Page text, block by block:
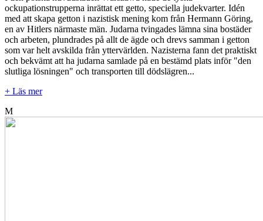
ockupationstrupperna inrättat ett getto, speciella judekvarter. Idén
med att skapa getton i nazistisk mening kom från Hermann Göring,
en av Hitlers närmaste män. Judarna tvingades lämna sina bostäder
och arbeten, plundrades på allt de ägde och drevs samman i getton
som var helt avskilda från yttervärlden. Nazisterna fann det praktiskt
och bekvämt att ha judarna samlade på en bestämd plats inför "den
slutliga lösningen" och transporten till dödslägren...
+ Läs mer
M